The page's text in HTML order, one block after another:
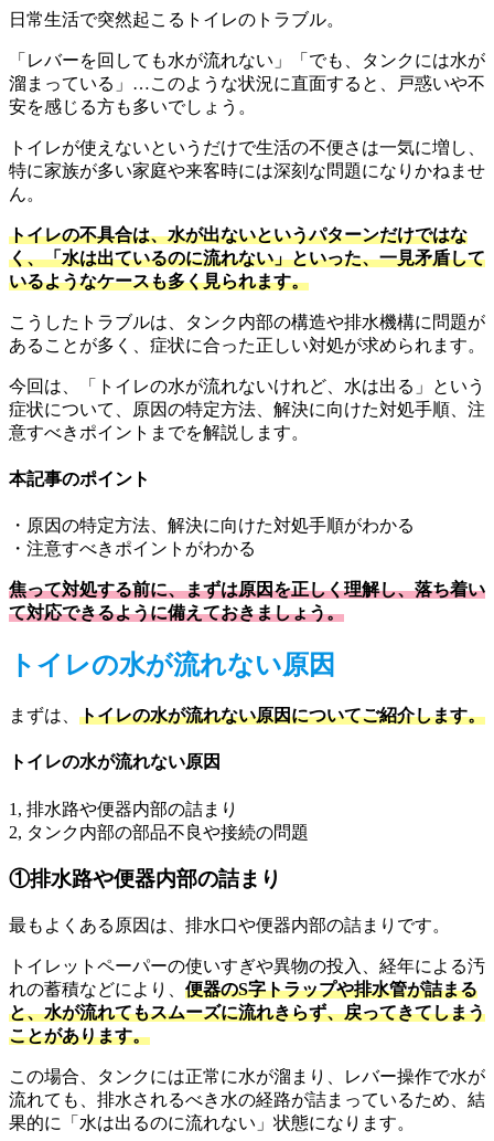
日常生活で突然起こるトイレのトラブル。
「レバーを回しても水が流れない」「でも、タンクには水が
溜まっている」…このような状況に直面すると、戸惑いや不
安を感じる方も多いでしょう。
トイレが使えないというだけで生活の不便さは一気に増し、
特に家族が多い家庭や来客時には深刻な問題になりかねませ
ん。
トイレの不具合は、水が出ないというパターンだけではな
く、「水は出ているのに流れない」といった、一見矛盾して
いるようなケースも多く見られます。
こうしたトラブルは、タンク内部の構造や排水機構に問題が
あることが多く、症状に合った正しい対処が求められます。
今回は、「トイレの水が流れないけれど、水は出る」という
症状について、原因の特定方法、解決に向けた対処手順、注
意すべきポイントまでを解説します。
本記事のポイント
・原因の特定方法、解決に向けた対処手順がわかる
・注意すべきポイントがわかる
焦って対処する前に、まずは原因を正しく理解し、落ち着い
て対応できるように備えておきましょう。
トイレの水が流れない原因
まずは、 トイレの水が流れない原因についてご紹介します。
トイレの水が流れない原因
1, 排水路や便器内部の詰まり
2, タンク内部の部品不良や接続の問題
①排水路や便器内部の詰まり
最もよくある原因は、排水口や便器内部の詰まりです。
トイレットペーパーの使いすぎや異物の投入、経年による汚
れの蓄積などにより、 便器のS字トラップや排水管が詰まる
と、水が流れてもスムーズに流れきらず、戻ってきてしまう
ことがあります。
この場合、タンクには正常に水が溜まり、レバー操作で水が
流れても、排水されるべき水の経路が詰まっているため、結
果的に「水は出るのに流れない」状態になります。